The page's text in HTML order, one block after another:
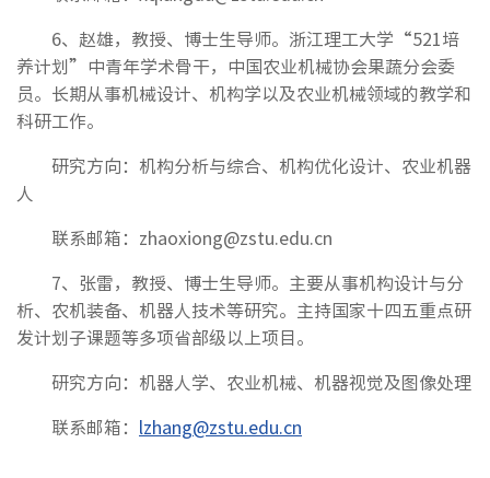
6、赵雄，教授、博士生导师。浙江理工大学“521培
养计划”中青年学术骨干，中国农业机械协会果蔬分会委
员。长期从事机械设计、机构学以及农业机械领域的教学和
科研工作。
研究方向：机构分析与综合、机构优化设计、农业机器
人
联系邮箱：zhaoxiong@zstu.edu.cn
7、张雷，教授、博士生导师。主要从事机构设计与分
析、农机装备、机器人技术等研究。主持国家十四五重点研
发计划子课题等多项省部级以上项目。
研究方向：机器人学、农业机械、机器视觉及图像处理
联系邮箱： lzhang@zstu.edu.cn